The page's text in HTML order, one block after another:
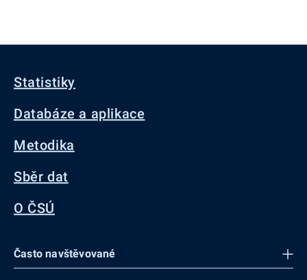
Statistiky
Databáze a aplikace
Metodika
Sběr dat
O ČSÚ
Často navštěvované